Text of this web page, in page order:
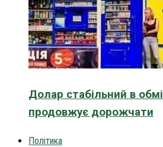
Долар стабільний в
продовжує дорожчати
Політика